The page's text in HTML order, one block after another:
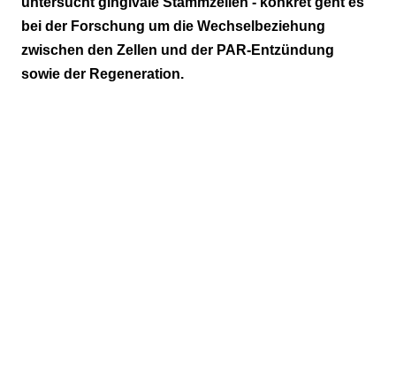
Ziel der Untersuchung
Ergebnisse
Diskussion und Schlussfolgerungen
bei der Forschung um die Wechselbeziehung
zwischen den Zellen und der PAR-Entzündung
sowie der Regeneration.